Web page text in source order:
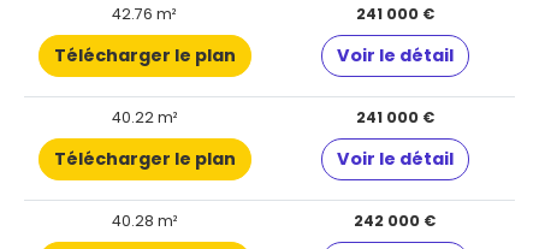
42.76 m² 241 000 €
Télécharger le plan Voir le détail
40.22 m² 241 000 €
Télécharger le plan Voir le détail
40.28 m² 242 000 €